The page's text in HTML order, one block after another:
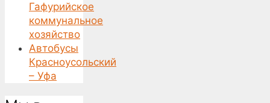
Гафурийское
коммунальное
хозяйство
Автобусы
Красноусольский
– Уфа